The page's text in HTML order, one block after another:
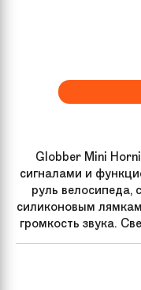
Globber Mini
сигналами и
руль велосипеда,
силиконовым
громкость звука.